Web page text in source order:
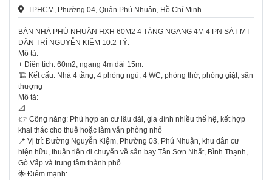
TPHCM, Phường 04, Quận Phú Nhuận, Hồ Chí Minh
BÁN NHÀ PHÚ NHUẬN HXH 60M2 4 TẦNG NGANG 4M 4 PN SÁT MT
DÂN TRÍ NGUYỄN KIỆM 10.2 TỶ.
Mô tả:
+ Diện tích: 60m2, ngang 4m dài 15m.
🏗 Kết cấu: Nhà 4 tầng, 4 phòng ngủ, 4 WC, phòng thờ, phòng giặt, sân
thượng
Mô tả:
📐
👉 Công năng: Phù hợp an cư lâu dài, gia đình nhiều thế hệ, kết hợp
khai thác cho thuê hoặc làm văn phòng nhỏ
📍 Vị trí: Đường Nguyễn Kiệm, Phường 03, Phú Nhuận, khu dân cư
hiện hữu, thuận tiện di chuyển về sân bay Tân Sơn Nhất, Bình Thạnh,
Gò Vấp và trung tâm thành phố
🌟 Điểm mạnh: